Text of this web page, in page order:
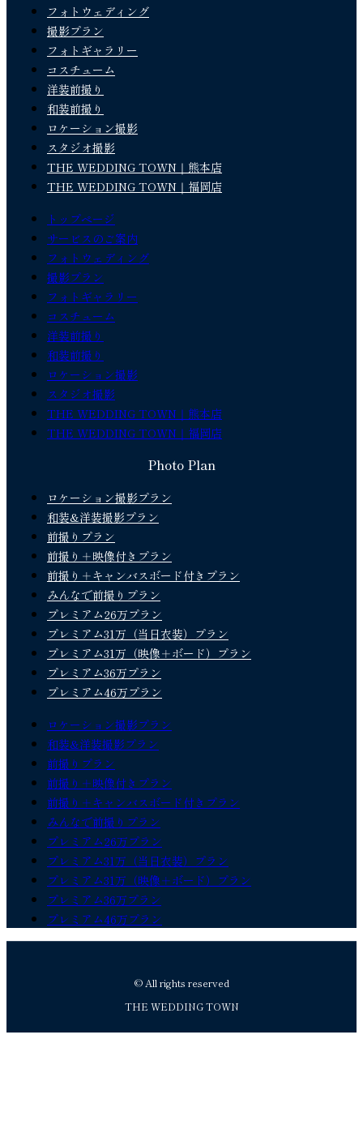
フォトウェディング
撮影プラン
フォトギャラリー
コスチューム
洋装前撮り
和装前撮り
ロケーション撮影
スタジオ撮影
THE WEDDING TOWN｜熊本店
THE WEDDING TOWN｜福岡店
トップページ
サービスのご案内
フォトウェディング
撮影プラン
フォトギャラリー
コスチューム
洋装前撮り
和装前撮り
ロケーション撮影
スタジオ撮影
THE WEDDING TOWN｜熊本店
THE WEDDING TOWN｜福岡店
Photo Plan
ロケーション撮影プラン
和装&洋装撮影プラン
前撮りプラン
前撮り＋映像付きプラン
前撮り＋キャンバスボード付きプラン
みんなで前撮りプラン
プレミアム26万プラン
プレミアム31万（当日衣装）プラン
プレミアム31万（映像＋ボード）プラン
プレミアム36万プラン
プレミアム46万プラン
ロケーション撮影プラン
和装&洋装撮影プラン
前撮りプラン
前撮り＋映像付きプラン
前撮り＋キャンバスボード付きプラン
みんなで前撮りプラン
プレミアム26万プラン
プレミアム31万（当日衣装）プラン
プレミアム31万（映像＋ボード）プラン
プレミアム36万プラン
プレミアム46万プラン
© All rights reserved
THE WEDDING TOWN